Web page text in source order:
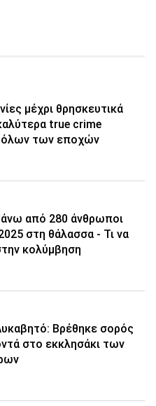
μέχρι θρησκευτικά
true crime
όλων των εποχών
από 280 άνθρωποι
στη θάλασσα - Τι να
κολύμβηση
Βρέθηκε σορός
στο εκκλησάκι των